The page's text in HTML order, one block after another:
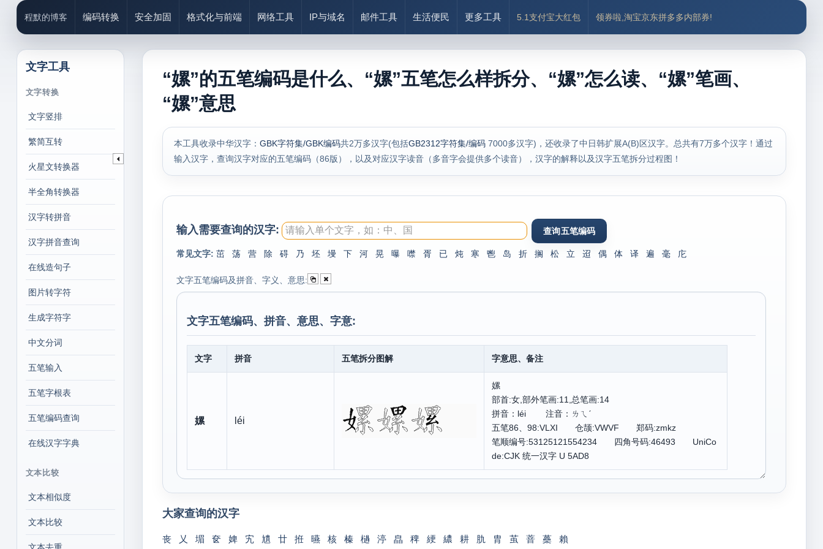
程默的博客 编码转换 安全加固 格式化与前端 网络工具 IP与域名 邮件工具 生活便民 更多工具 5.1支付宝大红包 领券啦,淘宝京东拼多多内部券!
文字工具
文字转换
文字竖排
繁简互转
火星文转换器
半全角转换器
汉字转拼音
汉字拼音查询
在线造句子
图片转字符
生成字符字
中文分词
五笔输入
五笔字根表
五笔编码查询
在线汉字字典
文本比较
文本相似度
文本比较
“嫘”的五笔编码是什么、“嫘”五笔怎么样拆分、“嫘”怎么读、“嫘”笔画、
“嫘”意思
本工具收录中华汉字： GBK字符集/GBK编码共2万多汉字(包括GB2312字符集/编码 7000多汉字)，还收录了中日韩扩展A(B)区汉字。总共有7万多个汉字！通过
输入汉字，查询汉字对应的五笔编码（86版），以及对应汉字读音（多音字会提供多个读音），汉字的解释以及汉字五笔拆分过程图！
输入需要查询的汉字:
常见文字: 茁 荡 营 除 碍 乃 坯 墁 下 河 晃 曝 噤 胥 已 炖 寒 鬯 岛 折 搁 松 立 迢 偶 体 译 遍 毫 庀
文字五笔编码及拼音、字义、意思:
文字五笔编码、拼音、意思、字意:
文字 拼音 五笔拆分图解 字意思、备注
嫘 léi
嫘
部首:女,部外笔画:11,总笔画:14
拼音：léi 注音：ㄌㄟˊ
五笔86、98:VLXI 仓颉:VWVF 郑码:zmkz
笔顺编号:53125121554234 四角号码:46493 UniCo
de:CJK 统一汉字 U 5AD8
大家查询的汉字
丧 乂 堳 奁 婢 宄 尵 廿 拰 曣 核 榛 檛 渟 皛 稗 綆 繷 耕 肍 胄 茧 萻 蘽 賴